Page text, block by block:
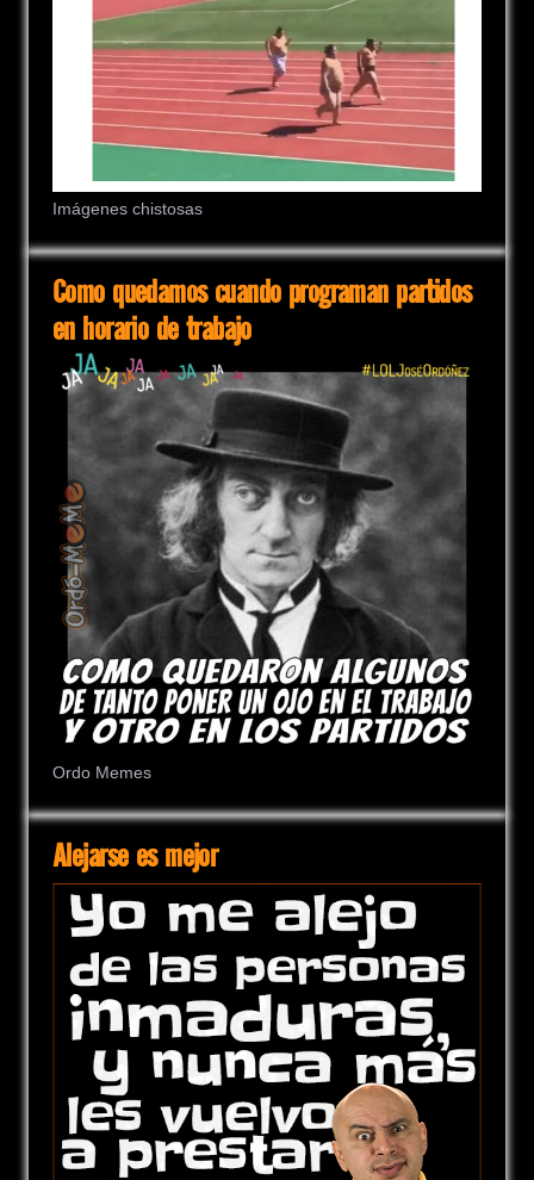
Imágenes chistosas
Como quedamos cuando programan partidos
en horario de trabajo
Ordo Memes
Alejarse es mejor